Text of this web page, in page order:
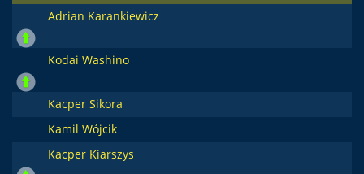
Adrian Karankiewicz
Kodai Washino
Kacper Sikora
Kamil Wójcik
Kacper Kiarszys